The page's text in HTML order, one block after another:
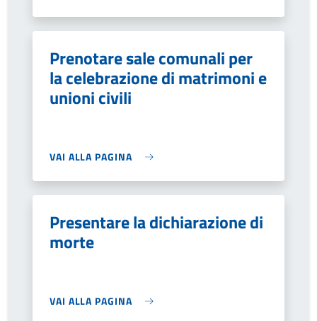
Prenotare sale comunali per
la celebrazione di matrimoni e
unioni civili
VAI ALLA PAGINA
Presentare la dichiarazione di
morte
VAI ALLA PAGINA